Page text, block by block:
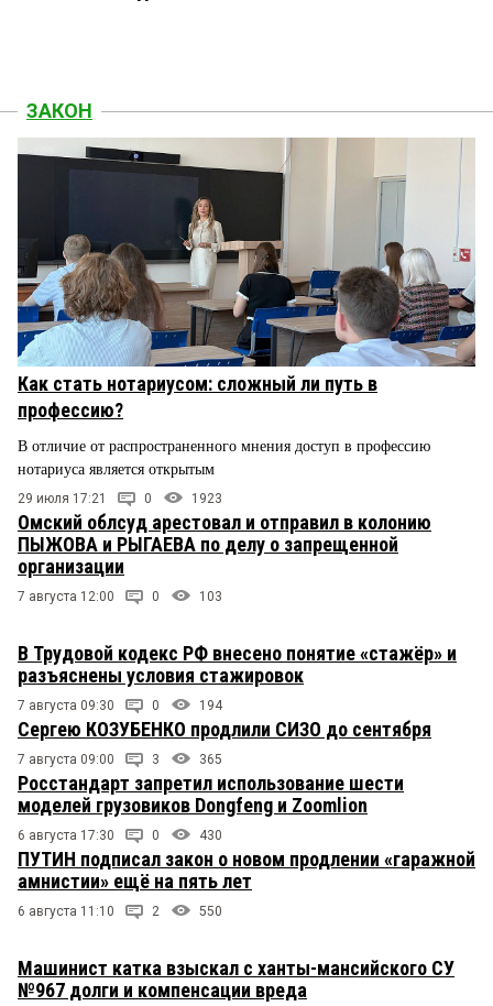
ЗАКОН
Как стать нотариусом: сложный ли путь в
профессию?
В отличие от распространенного мнения доступ в профессию
нотариуса является открытым
29 июля 17:21 0 1923
Омский облсуд арестовал и отправил в колонию
ПЫЖОВА и РЫГАЕВА по делу о запрещенной
организации
7 августа 12:00 0 103
В Трудовой кодекс РФ внесено понятие «стажёр» и
разъяснены условия стажировок
7 августа 09:30 0 194
Сергею КОЗУБЕНКО продлили СИЗО до сентября
7 августа 09:00 3 365
Росстандарт запретил использование шести
моделей грузовиков Dongfeng и Zoomlion
6 августа 17:30 0 430
ПУТИН подписал закон о новом продлении «гаражной
амнистии» ещё на пять лет
6 августа 11:10 2 550
Машинист катка взыскал с ханты-мансийского СУ
№967 долги и компенсации вреда